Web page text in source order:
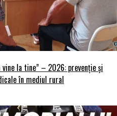
vine la tine” – 2026: prevenție și
în mediul rural